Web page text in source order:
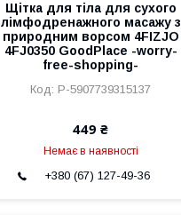
Щітка для тіла для сухого
лімфодренажного масажу з
природним ворсом 4FIZJO
4FJ0350 GoodPlace -worry-
free-shopping-
P-5907739315137
449 ₴
Немає в наявності
+380 (67) 127-49-36